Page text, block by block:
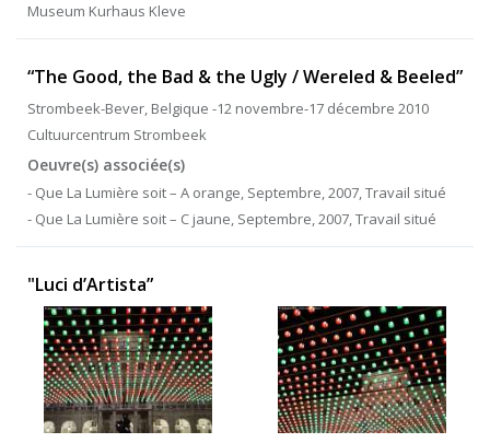
Museum Kurhaus Kleve
“The Good, the Bad & the Ugly / Wereled & Beeled”
Strombeek-Bever, Belgique -12 novembre-17 décembre 2010
Cultuurcentrum Strombeek
Oeuvre(s) associée(s)
- Que La Lumière soit – A orange, Septembre, 2007, Travail situé
- Que La Lumière soit – C jaune, Septembre, 2007, Travail situé
"Luci d’Artista”